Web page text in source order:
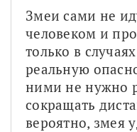
Змеи сами не
человеком и
только в
реальную
ними не нужно
сокращать
вероятно, змея